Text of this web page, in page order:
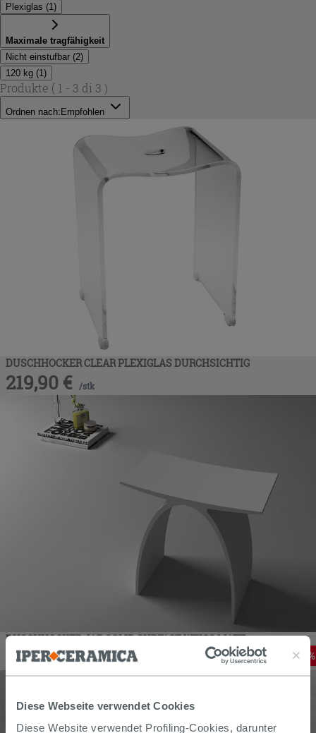
Diese Webseite verwendet Cookies
Diese Website verwendet Profiling-Cookies, darunter
Plexiglas (1 )
Maximale tragfähigkeit
Nicht einstufbar (2)
120 kg (1 )
Produkte ( 1 - 3 di 3 )
Ordnen nach: Empfohlen
DUSCHHOCKER CLEAR PLEXIGLAS DURCHSICHTIG
219,90 € /stk
DUSCHHOCKER JAP SOLID SURFACE WEISS MATT
160,93€ /STK229,90€ 30,00%